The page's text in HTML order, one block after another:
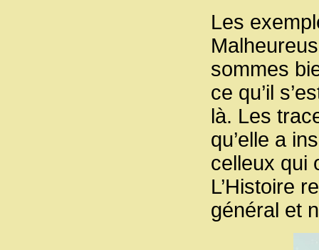
Les
sommes
ce qu’il
là. Les
qu’elle a
celleux qui
L’Histoire
général et